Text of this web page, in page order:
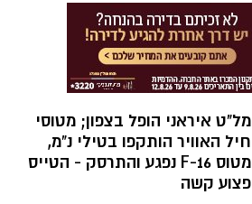
ולתמוך בעסקים שפתוחים בשבת במקום.
הביטול הוא בעקבות האירועים בצפון
מל"ט איראני הופל בצפון; מטוסי
חיל האוויר הותקפו בטילי נ"מ,
מטוס F-16 נפגע והתרסק - הטייס
פצוע קשה